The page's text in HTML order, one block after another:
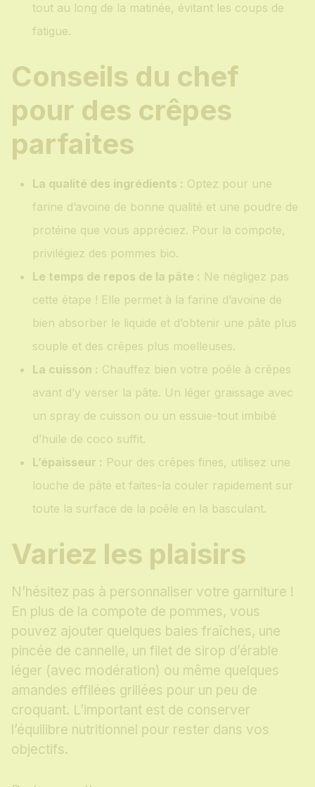
tout au long de la matinée, évitant les coups de
fatigue.
Conseils du chef
pour des crêpes
parfaites
La qualité des ingrédients : Optez pour une
farine d’avoine de bonne qualité et une poudre de
protéine que vous appréciez. Pour la compote,
privilégiez des pommes bio.
Le temps de repos de la pâte : Ne négligez pas
cette étape ! Elle permet à la farine d’avoine de
bien absorber le liquide et d’obtenir une pâte plus
souple et des crêpes plus moelleuses.
La cuisson : Chauffez bien votre poêle à crêpes
avant d’y verser la pâte. Un léger graissage avec
un spray de cuisson ou un essuie-tout imbibé
d’huile de coco suffit.
L’épaisseur : Pour des crêpes fines, utilisez une
louche de pâte et faites-la couler rapidement sur
toute la surface de la poêle en la basculant.
Variez les plaisirs
N’hésitez pas à personnaliser votre garniture !
En plus de la compote de pommes, vous
pouvez ajouter quelques baies fraîches, une
pincée de cannelle, un filet de sirop d’érable
léger (avec modération) ou même quelques
amandes effilées grillées pour un peu de
croquant. L’important est de conserver
l’équilibre nutritionnel pour rester dans vos
objectifs.